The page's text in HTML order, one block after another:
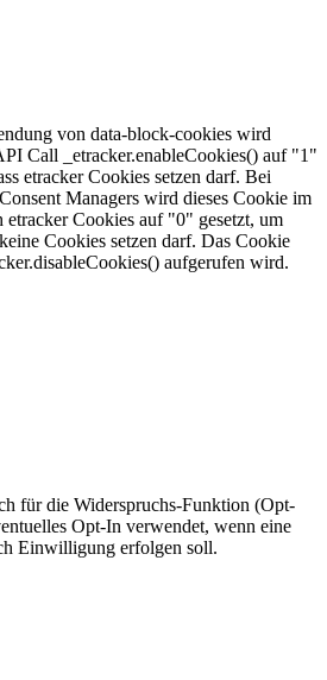
von data-block-cookies wird
Call _etracker.enableCookies() auf "1"
etracker Cookies setzen darf. Bei
Managers wird dieses Cookie im
Cookies auf "0" gesetzt, um
Cookies setzen darf. Das Cookie
aufgerufen wird.
für die Widerspruchs-Funktion (Opt-
Opt-In verwendet, wenn eine
Einwilligung erfolgen soll.